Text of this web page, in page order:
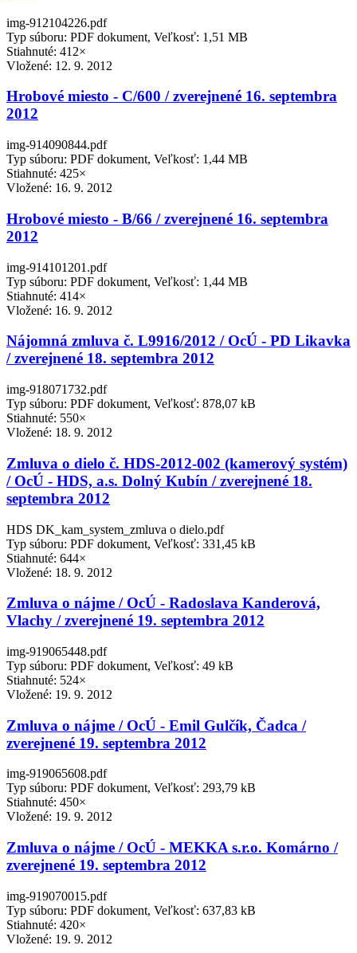
img-912104226.pdf
Typ súboru: PDF dokument, Veľkosť: 1,51 MB
Stiahnuté: 412×
Vložené: 12. 9. 2012
Hrobové miesto - C/600 / zverejnené 16. septembra
2012
img-914090844.pdf
Typ súboru: PDF dokument, Veľkosť: 1,44 MB
Stiahnuté: 425×
Vložené: 16. 9. 2012
Hrobové miesto - B/66 / zverejnené 16. septembra
2012
img-914101201.pdf
Typ súboru: PDF dokument, Veľkosť: 1,44 MB
Stiahnuté: 414×
Vložené: 16. 9. 2012
Nájomná zmluva č. L9916/2012 / OcÚ - PD Likavka
/ zverejnené 18. septembra 2012
img-918071732.pdf
Typ súboru: PDF dokument, Veľkosť: 878,07 kB
Stiahnuté: 550×
Vložené: 18. 9. 2012
Zmluva o dielo č. HDS-2012-002 (kamerový systém)
/ OcÚ - HDS, a.s. Dolný Kubín / zverejnené 18.
septembra 2012
HDS DK_kam_system_zmluva o dielo.pdf
Typ súboru: PDF dokument, Veľkosť: 331,45 kB
Stiahnuté: 644×
Vložené: 18. 9. 2012
Zmluva o nájme / OcÚ - Radoslava Kanderová,
Vlachy / zverejnené 19. septembra 2012
img-919065448.pdf
Typ súboru: PDF dokument, Veľkosť: 49 kB
Stiahnuté: 524×
Vložené: 19. 9. 2012
Zmluva o nájme / OcÚ - Emil Gulčík, Čadca /
zverejnené 19. septembra 2012
img-919065608.pdf
Typ súboru: PDF dokument, Veľkosť: 293,79 kB
Stiahnuté: 450×
Vložené: 19. 9. 2012
Zmluva o nájme / OcÚ - MEKKA s.r.o. Komárno /
zverejnené 19. septembra 2012
img-919070015.pdf
Typ súboru: PDF dokument, Veľkosť: 637,83 kB
Stiahnuté: 420×
Vložené: 19. 9. 2012